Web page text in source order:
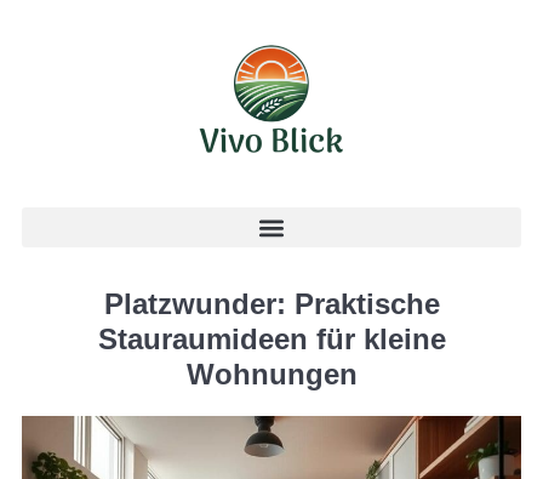
Platzwunder: Praktische
Stauraumideen für kleine
Wohnungen